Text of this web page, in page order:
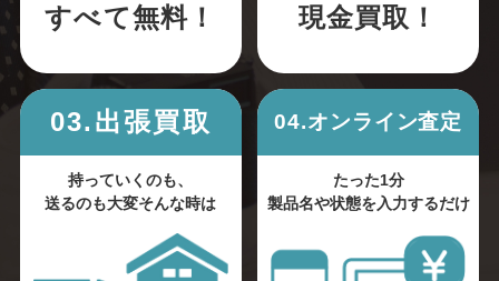
すべて無料！ 現金買取！
03.出張買取
持っていくのも、
送るのも大変そんな時は
04.オンライン査定
たった1分
製品名や状態を入力するだけ